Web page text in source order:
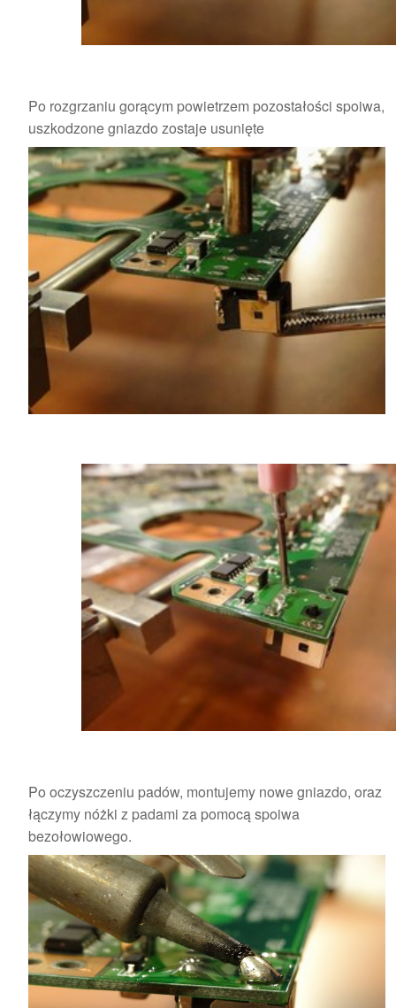
Po rozgrzaniu gorącym powietrzem pozostałości spoiwa,
uszkodzone gniazdo zostaje usunięte
Po oczyszczeniu padów, montujemy nowe gniazdo, oraz
łączymy nóżki z padami za pomocą spoiwa
bezołowiowego.